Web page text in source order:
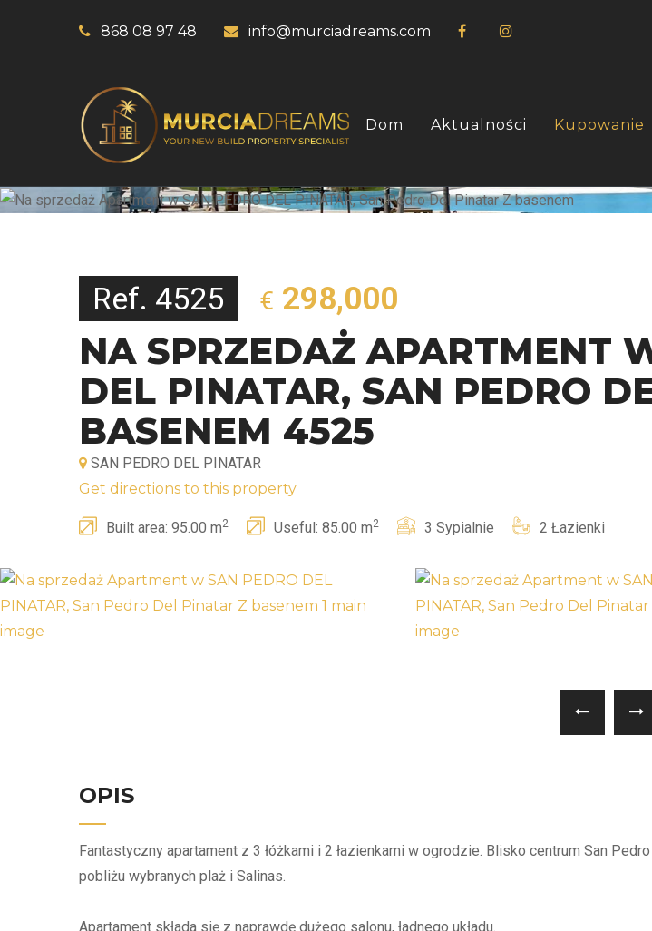
868 08 97 48 info@murciadreams.com
Dom Aktualności Kupowanie
Ref. 4525 € 298,000
NA SPRZEDAŻ APARTMENT
DEL PINATAR, SAN PEDRO
BASENEM 4525
SAN PEDRO DEL PINATAR
Get directions to this property
Built area: 95.00 m2 Useful: 85.00 m2 3 Sypialnie 2 Łazienki
OPIS
Fantastyczny apartament z 3 łóżkami i 2 łazienkami w ogrodzie. Blisko centrum San
pobliżu wybranych plaż i Salinas.
Apartament składa się z naprawdę dużego salonu, ładnego układu.